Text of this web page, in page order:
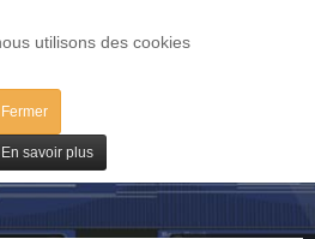
utilisons des cookies
Fermer
En savoir plus
LOG IN